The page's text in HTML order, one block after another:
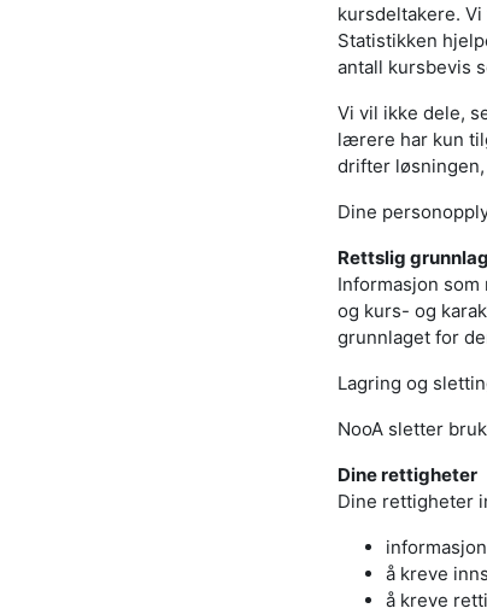
kursdeltakere.
Statistikken
antall kursbevis
Vi vil ikke dele,
lærere har kun
drifter
Dine
Rettslig grunnlag
Informasjon
og kurs- og
grunnlaget for
Lagring og
NooA sletter
Dine rettigheter
Dine rettigheter
å kreve
å kreve